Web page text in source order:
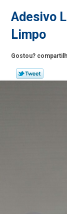
Adesivo
Limpo
Gostou?